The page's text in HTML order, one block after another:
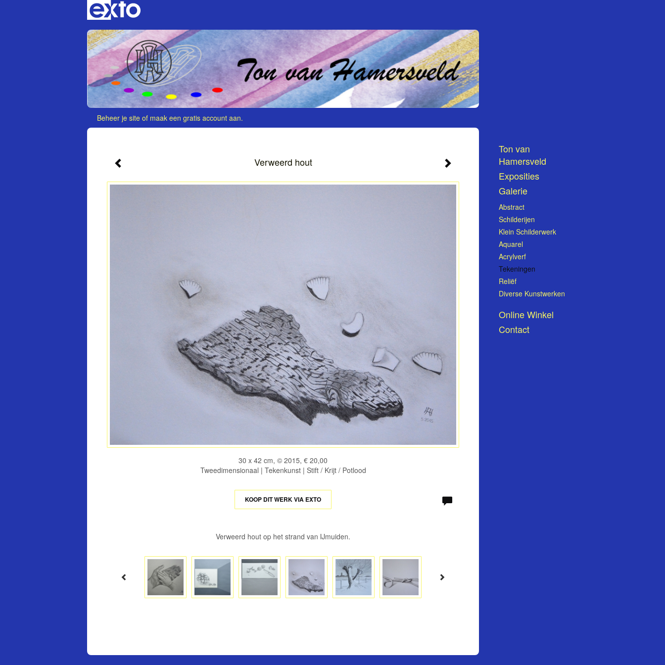
Beheer je site of maak een gratis account aan.
Verweerd hout
30 x 42 cm, © 2015, € 20,00
Tweedimensionaal | Tekenkunst | Stift / Krijt / Potlood
KOOP DIT WERK VIA EXTO
Verweerd hout op het strand van IJmuiden.
Ton van
Hamersveld
Exposities
Galerie
Abstract
Schilderijen
Klein Schilderwerk
Aquarel
Acrylverf
Tekeningen
Reliëf
Diverse Kunstwerken
Online Winkel
Contact